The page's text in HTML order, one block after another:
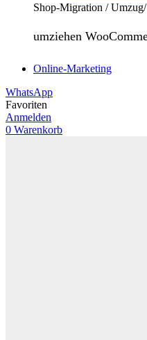
Shop-Migration /
umziehen
Online-Marketing
WhatsApp
Favoriten
Anmelden
0 Warenkorb